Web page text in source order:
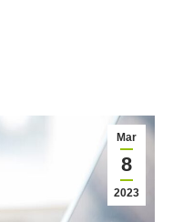
Mar
8
2023